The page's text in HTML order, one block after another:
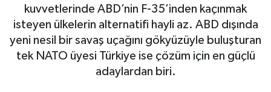
kuvvetlerinde ABD’nin F-35’inden kaçınmak
isteyen ülkelerin alternatifi hayli az. ABD dışında
yeni nesil bir savaş uçağını gökyüzüyle buluşturan
tek NATO üyesi Türkiye ise çözüm için en güçlü
adaylardan biri.
BIST 100 Isı Haritası
Coin Isı Haritası
Ekonomik Takvim